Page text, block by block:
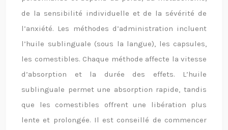
de la sensibilité individuelle et de la sévérité de
l’anxiété. Les méthodes d’administration incluent
l’huile sublinguale (sous la langue), les capsules,
les comestibles. Chaque méthode affecte la vitesse
d’absorption et la durée des effets. L’huile
sublinguale permet une absorption rapide, tandis
que les comestibles offrent une libération plus
lente et prolongée. Il est conseillé de commencer